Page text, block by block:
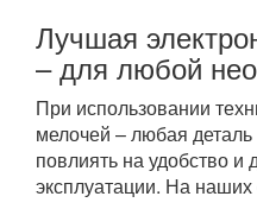
Лучшая
– для любой
При использовании
мелочей – любая
повлиять на удобство и
эксплуатации. На